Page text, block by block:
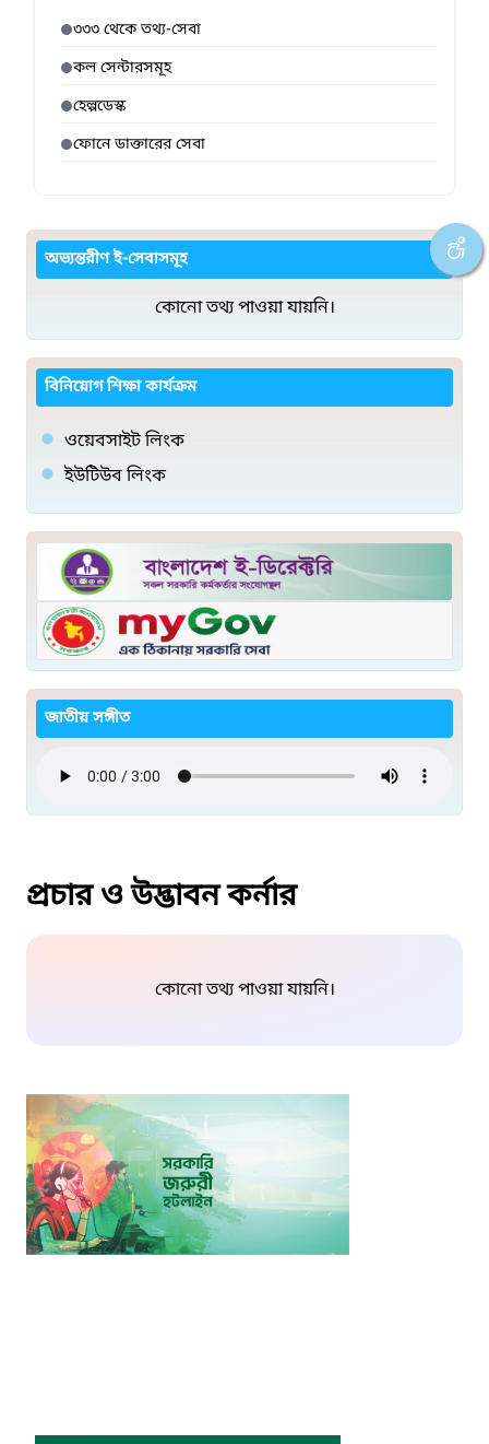
৩৩৩ থেকে তথ্য-সেবা
কল সেন্টারসমূহ
হেল্পডেস্ক
ফোনে ডাক্তারের সেবা
অভ্যন্তরীণ ই-সেবাসমূহ
কোনো তথ্য পাওয়া যায়নি।
বিনিয়োগ শিক্ষা কার্যক্রম
ওয়েবসাইট লিংক
ইউটিউব লিংক
জাতীয় সঙ্গীত
প্রচার ও উদ্ভাবন কর্নার
কোনো তথ্য পাওয়া যায়নি।